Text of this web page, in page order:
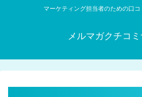
マーケティング担当者のための口コ
メルマガクチコ